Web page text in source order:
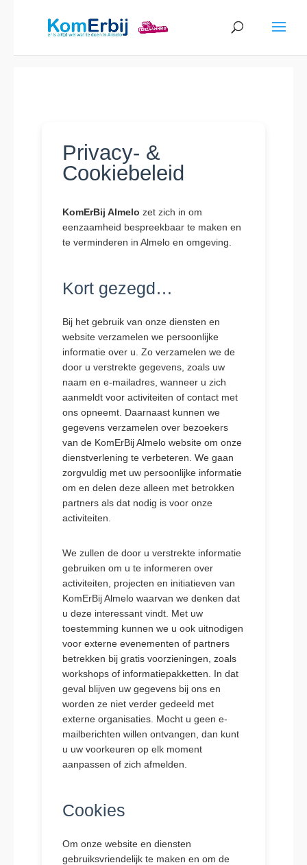
Privacy- &
Cookiebeleid
KomErBij Almelo zet zich in om
eenzaamheid bespreekbaar te maken en
te verminderen in Almelo en omgeving.
Kort gezegd…
Bij het gebruik van onze diensten en
website verzamelen we persoonlijke
informatie over u. Zo verzamelen we de
door u verstrekte gegevens, zoals uw
naam en e-mailadres, wanneer u zich
aanmeldt voor activiteiten of contact met
ons opneemt. Daarnaast kunnen we
gegevens verzamelen over bezoekers
van de KomErBij Almelo website om onze
dienstverlening te verbeteren. We gaan
zorgvuldig met uw persoonlijke informatie
om en delen deze alleen met betrokken
partners als dat nodig is voor onze
activiteiten.
We zullen de door u verstrekte informatie
gebruiken om u te informeren over
activiteiten, projecten en initiatieven van
KomErBij Almelo waarvan we denken dat
u deze interessant vindt. Met uw
toestemming kunnen we u ook uitnodigen
voor externe evenementen of partners
betrekken bij gratis voorzieningen, zoals
workshops of informatiepakketten. In dat
geval blijven uw gegevens bij ons en
worden ze niet verder gedeeld met
externe organisaties. Mocht u geen e-
mailberichten willen ontvangen, dan kunt
u uw voorkeuren op elk moment
aanpassen of zich afmelden.
Cookies
Om onze website en diensten
gebruiksvriendelijk te maken en om de